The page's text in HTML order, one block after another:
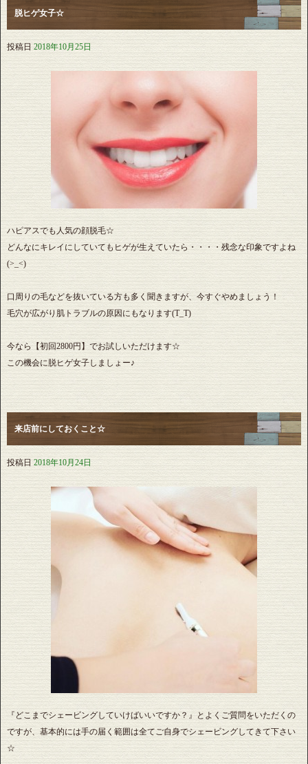
脱ヒゲ女子☆
投稿日 2018年10月25日
ハピアスでも人気の顔脱毛☆
どんなにキレイにしていてもヒゲが生えていたら・・・・残念な印象ですよね
(>_<)
口周りの毛などを抜いている方も多く聞きますが、今すぐやめましょう！
毛穴が広がり肌トラブルの原因にもなります(T_T)
今なら【初回2800円】でお試しいただけます☆
この機会に脱ヒゲ女子しましょー♪
来店前にしておくこと☆
投稿日 2018年10月24日
『どこまでシェービングしていけばいいですか？』とよくご質問をいただくの
ですが、基本的には手の届く範囲は全てご自身でシェービングしてきて下さい
☆